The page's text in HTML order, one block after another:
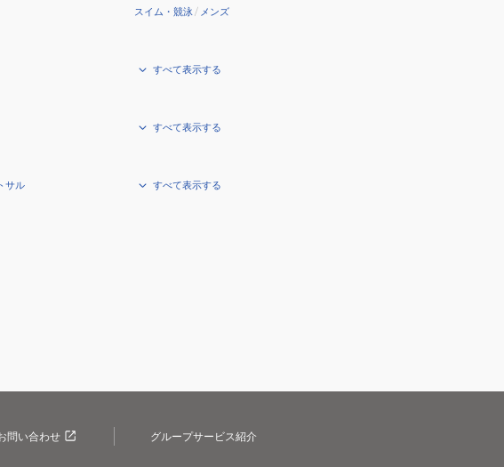
スイム・競泳/ メンズ
すべて表示する
すべて表示する
サル すべて表示する
問い合わせ グループサービス紹介